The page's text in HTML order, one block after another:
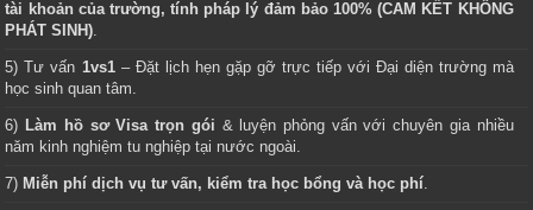
tài khoản của trường, tính pháp lý đảm bảo 100% (CAM KẾT KHÔNG
PHÁT SINH).
5) Tư vấn 1vs1– Đặt lịch hẹn gặp gỡ trực tiếp với Đại diện trường mà
học sinh quan tâm.
6) Làm hồ sơ Visa trọn gói & luyện phỏng vấn với chuyên gia nhiều
năm kinh nghiệm tu nghiệp tại nước ngoài.
7) Miễn phí dịch vụ tư vấn, kiểm tra học bổng và học phí.